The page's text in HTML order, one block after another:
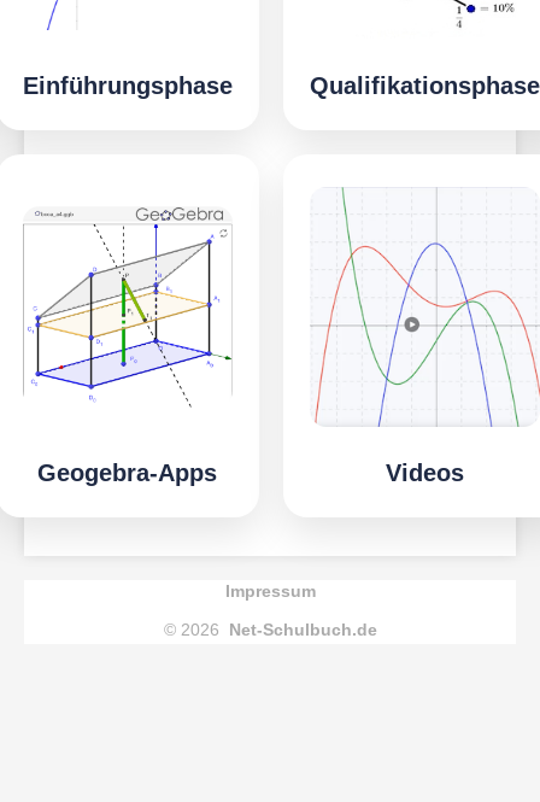
Einführungsphase Qualifikationsphase
Geogebra-Apps Videos
Impressum
© 2026
Net-Schulbuch.de